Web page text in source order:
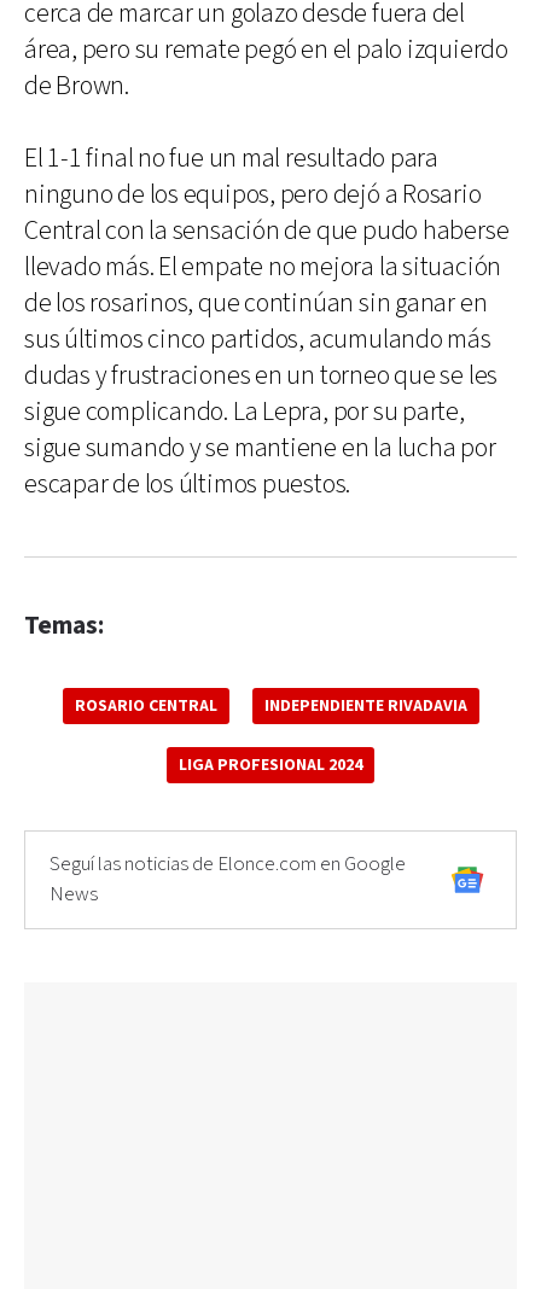
cerca de marcar un golazo desde fuera del
área, pero su remate pegó en el palo izquierdo
de Brown.
El 1-1 final no fue un mal resultado para
ninguno de los equipos, pero dejó a Rosario
Central con la sensación de que pudo haberse
llevado más. El empate no mejora la situación
de los rosarinos, que continúan sin ganar en
sus últimos cinco partidos, acumulando más
dudas y frustraciones en un torneo que se les
sigue complicando. La Lepra, por su parte,
sigue sumando y se mantiene en la lucha por
escapar de los últimos puestos.
Temas:
ROSARIO CENTRAL INDEPENDIENTE RIVADAVIA
LIGA PROFESIONAL 2024
Seguí las noticias de Elonce.com en Google
News